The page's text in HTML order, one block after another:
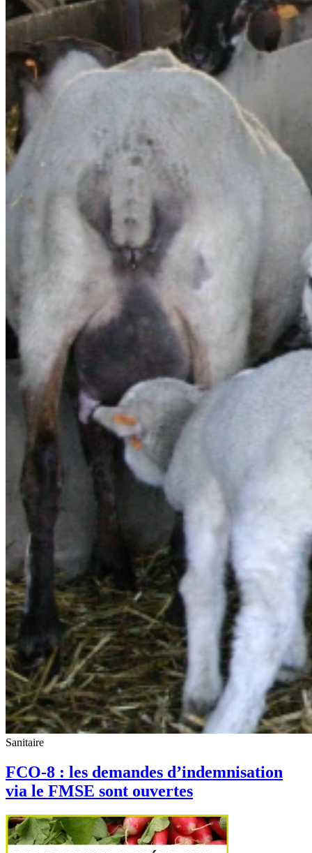
Sanitaire
FCO-8 : les demandes d’indemnisation
via le FMSE sont ouvertes